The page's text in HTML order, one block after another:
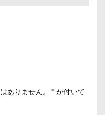
ありません。 * が付いて